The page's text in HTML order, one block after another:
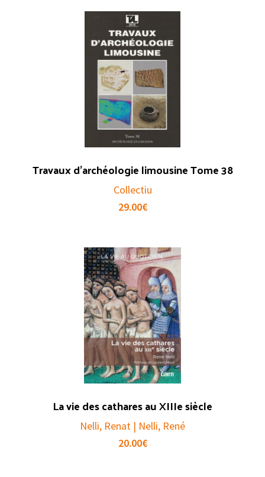
Travaux d’archéologie limousine Tome 38
Collectiu
29.00€
La vie des cathares au XIIIe siècle
Nelli, Renat | Nelli, René
20.00€